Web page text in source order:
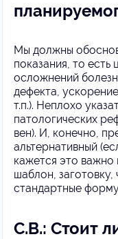
Мы должны
показания, то есть
осложнений
дефекта,
т.п.). Неплохо
патологических
вен). И, конечно,
альтернативный
кажется это
шаблон,
стандартные
С.В.: Стоит